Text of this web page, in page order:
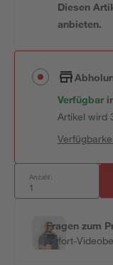
Diesen
anbieten.
Verfügbar
Artikel wird
Anzahl:
Fragen zum
Sofort-